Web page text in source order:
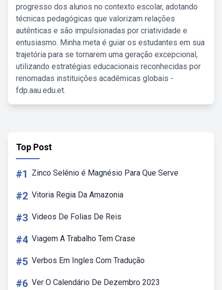
progresso dos alunos no contexto escolar, adotando
técnicas pedagógicas que valorizam relações
autênticas e são impulsionadas por criatividade e
entusiasmo. Minha meta é guiar os estudantes em sua
trajetória para se tornarem uma geração excepcional,
utilizando estratégias educacionais reconhecidas por
renomadas instituições acadêmicas globais -
fdp.aau.edu.et.
Top Post
#1 Zinco Selênio é Magnésio Para Que Serve
#2 Vitoria Regia Da Amazonia
#3 Videos De Folias De Reis
#4 Viagem A Trabalho Tem Crase
#5 Verbos Em Ingles Com Tradução
#6 Ver O Calendário De Dezembro 2023